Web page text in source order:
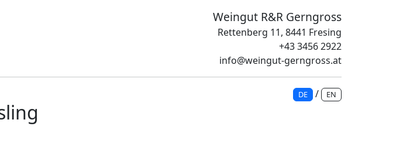
Weingut R&R Gerngross
Rettenberg 11, 8441 Fresing
+43 3456 2922
info@weingut-gerngross.at
DE / EN